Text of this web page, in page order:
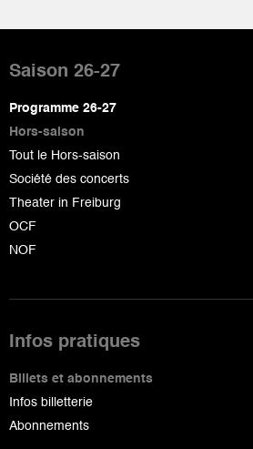
de
page
Saison 26-27
Programme 26-27
Hors-saison
Tout le Hors-saison
Société des concerts
Theater in Freiburg
OCF
NOF
Infos pratiques
Billets et abonnements
Infos billetterie
Abonnements